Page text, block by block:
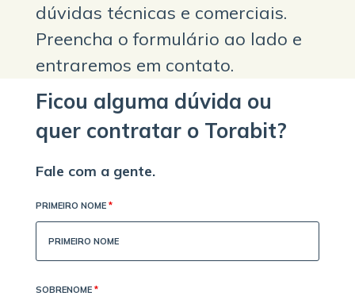
dúvidas técnicas e comerciais.
Preencha o formulário ao lado e
entraremos em contato.
Ficou alguma dúvida ou
quer contratar o Torabit?
Fale com a gente.
PRIMEIRO NOME *
SOBRENOME *